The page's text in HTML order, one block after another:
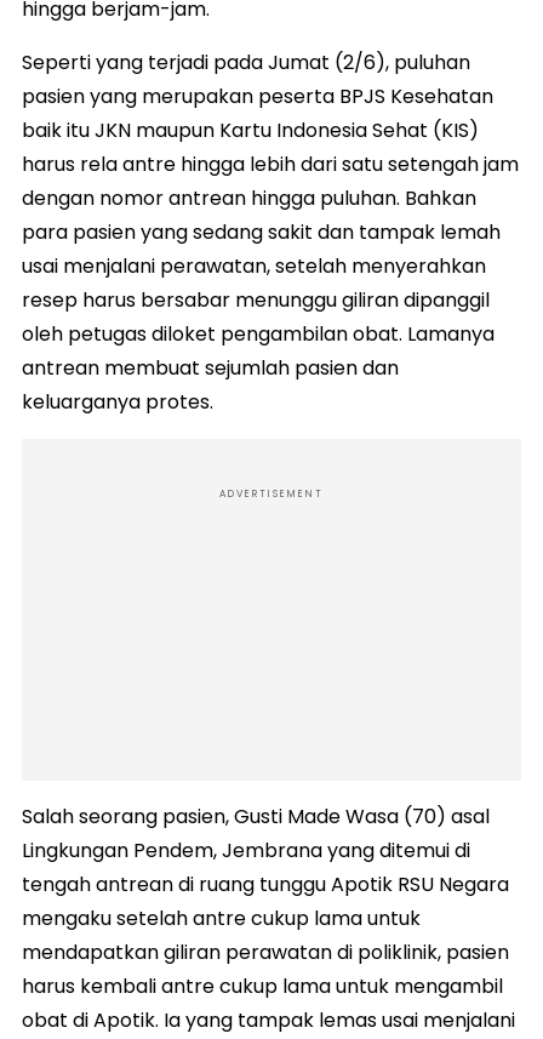
hingga berjam-jam.
Seperti yang terjadi pada Jumat (2/6), puluhan
pasien yang merupakan peserta BPJS Kesehatan
baik itu JKN maupun Kartu Indonesia Sehat (KIS)
harus rela antre hingga lebih dari satu setengah jam
dengan nomor antrean hingga puluhan. Bahkan
para pasien yang sedang sakit dan tampak lemah
usai menjalani perawatan, setelah menyerahkan
resep harus bersabar menunggu giliran dipanggil
oleh petugas diloket pengambilan obat. Lamanya
antrean membuat sejumlah pasien dan
keluarganya protes.
ADVERTISEMENT
Salah seorang pasien, Gusti Made Wasa (70) asal
Lingkungan Pendem, Jembrana yang ditemui di
tengah antrean di ruang tunggu Apotik RSU Negara
mengaku setelah antre cukup lama untuk
mendapatkan giliran perawatan di poliklinik, pasien
harus kembali antre cukup lama untuk mengambil
obat di Apotik. Ia yang tampak lemas usai menjalani